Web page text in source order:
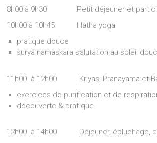
8h00 à 9h30 Petit déjeuner et
10h00 à 10h45 Hatha yoga
pratique douce
surya namaskara salutation au soleil
11h00 à 12h00 Kriyas, Pranayama et
exercices de purification et de
découverte & pratique
12h00 à 14h00 Déjeuner, épluchage,